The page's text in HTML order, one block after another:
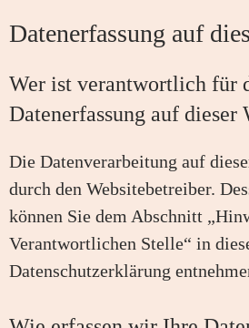
Datenerfassung auf
Wer ist verantwortlich für
Datenerfassung auf dieser
Die Datenverarbeitung auf
durch den Websitebetreiber.
können Sie dem Abschnitt
Verantwortlichen Stelle“ in
Datenschutzerklärung